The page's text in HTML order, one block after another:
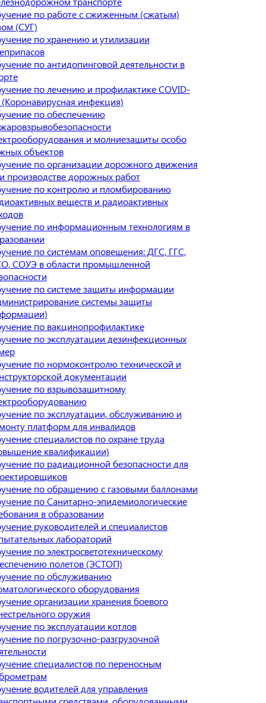
по работе с сжиженным (сжатым)
(СУГ)
по хранению и утилизации
по антидопинговой деятельности в
по лечению и профилактике COVID-
инфекция)
по обеспечению
и молниезащиты особо
объектов
по организации дорожного движения
производстве дорожных работ
по контролю и пломбированию
веществ и радиоактивных
по информационным технологиям в
по системам оповещения: ДГС, ГГС,
СОУЭ в области промышленной
по системе защиты информации
системы защиты
по вакцинопрофилактике
по эксплуатации дезинфекционных
по нормоконтролю технической и
документации
по взрывозащитному
по эксплуатации, обслуживанию и
платформ для инвалидов
специалистов по охране труда
квалификации)
по радиационной безопасности для
по обращению с газовыми баллонами
по Санитарно-эпидемиологические
в образовании
руководителей и специалистов
лабораторий
по электросветотехническому
полетов (ЭСТОП)
по обслуживанию
оборудования
организации хранения боевого
оружия
по эксплуатации котлов
по погрузочно-разгрузочной
специалистов по переносным
водителей для управления